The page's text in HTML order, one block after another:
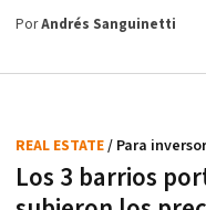
PorAndrés Sanguinetti
Los 3 barrios
REAL ESTATE/ Para